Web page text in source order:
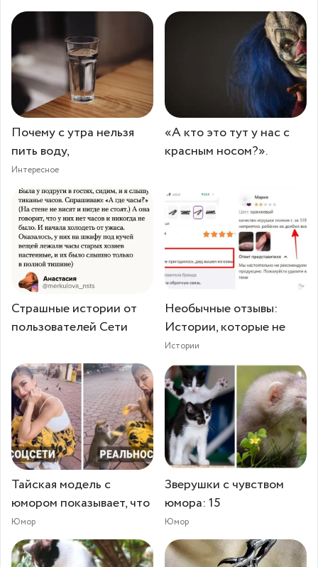
Почему с утра нельзя
пить воду,
Интересное
«А кто это тут у нас с
красным носом?».
Страшные истории от
пользователей Сети
Необычные отзывы:
Истории, которые не
Истории
Тайская модель с
юмором показывает, что
Юмор
Зверушки с чувством
юмора: 15
Юмор